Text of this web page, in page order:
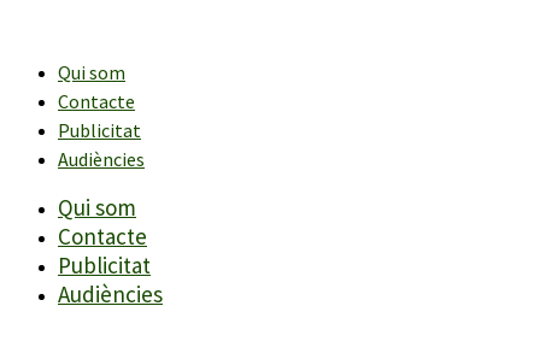
contingutQui som
Contacte
Publicitat
Audiències
Qui som
Contacte
Publicitat
Audiències